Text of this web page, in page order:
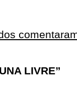
LIVRE”